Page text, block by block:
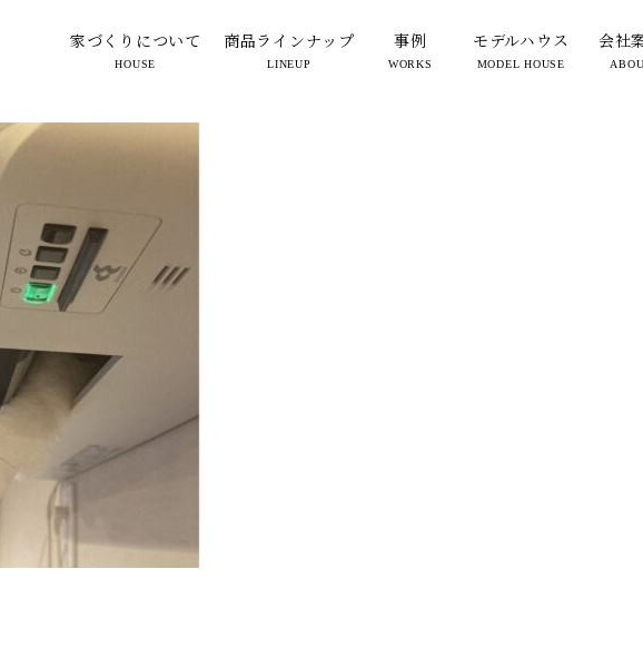
家づくりについて
HOUSE
商品ラインナップ
LINEUP
事例
WORKS
モデルハウス
MODEL HOUSE
会社
mode3_w700-
2024.01.05